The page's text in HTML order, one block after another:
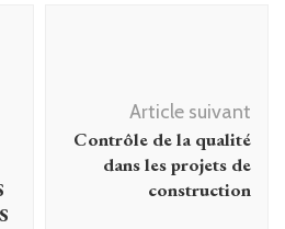
Article suivant
Contrôle de la qualité
dans les projets de
construction